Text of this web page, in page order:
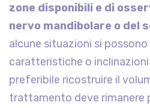
zone disponibili e di
nervo mandibolare o del
alcune situazioni si
caratteristiche o
preferibile ricostruire il
trattamento deve rimanere